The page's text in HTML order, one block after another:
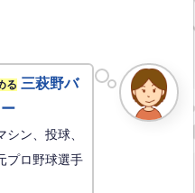
る 三萩野バ
ン、投球、
プロ野球選手